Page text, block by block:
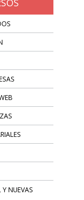
NUEVAS